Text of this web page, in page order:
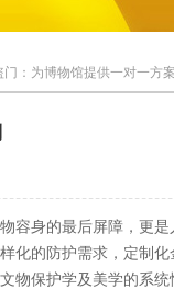
：为博物馆提供一对一方
容身的最后屏障，更是
化的防护需求，定制化
物保护学及美学的系统